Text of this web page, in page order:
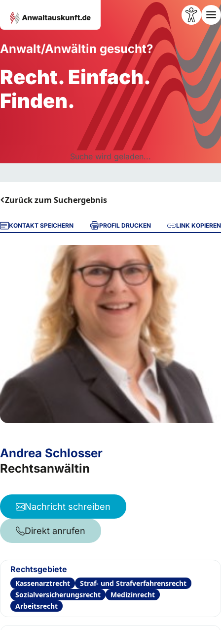
Anwalt/Anwältin gesucht?
Recht. Einfach.
Finden.
Suche wird geladen...
Zurück zum Suchergebnis
KONTAKT SPEICHERN PROFIL DRUCKEN LINK KOPIEREN
Andrea Schlosser
Rechtsanwältin
Nachricht schreiben
Direkt anrufen
Rechtsgebiete
Kassenarztrecht
Straf- und Strafverfahrensrecht
Sozialversicherungsrecht
Medizinrecht
Arbeitsrecht